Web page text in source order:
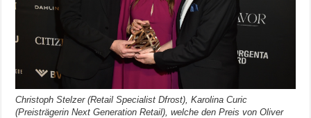
Christoph Stelzer (Retail Specialist Dfrost), Karolina Curic
(Preisträgerin Next Generation Retail), welche den Preis von Oliver